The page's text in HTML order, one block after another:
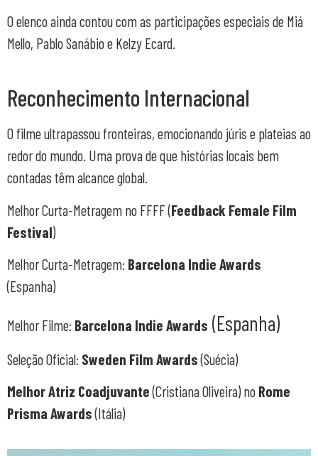
O elenco ainda contou com as participações especiais de Miá
Mello, Pablo Sanábio e Kelzy Ecard.
Reconhecimento Internacional
O filme ultrapassou fronteiras, emocionando júris e plateias ao
redor do mundo. Uma prova de que histórias locais bem
contadas têm alcance global.
Melhor Curta-Metragem no FFFF (Feedback Female Film
Festival)
Melhor Curta-Metragem: Barcelona Indie Awards
(Espanha)
Melhor Filme: Barcelona Indie Awards (Espanha)
Seleção Oficial: Sweden Film Awards(Suécia)
Melhor Atriz Coadjuvante(Cristiana Oliveira) no Rome
Prisma Awards(Itália)